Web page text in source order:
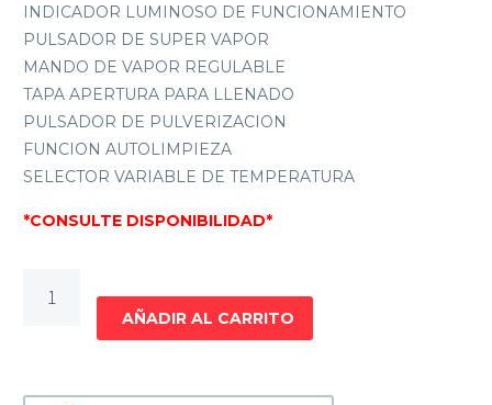
INDICADOR LUMINOSO DE FUNCIONAMIENTO
PULSADOR DE SUPER VAPOR
MANDO DE VAPOR REGULABLE
TAPA APERTURA PARA LLENADO
PULSADOR DE PULVERIZACION
FUNCION AUTOLIMPIEZA
SELECTOR VARIABLE DE TEMPERATURA
*CONSULTE DISPONIBILIDAD*
«ANNA»
AÑADIR AL CARRITO